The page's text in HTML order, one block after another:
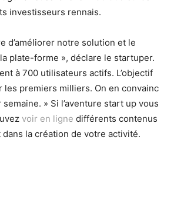
investisseurs rennais.
d’améliorer notre solution et le
plate-forme », déclare le startuper.
à 700 utilisateurs actifs. L’objectif
les premiers milliers. On en convainc
» Si l’aventure start up vous
voir en ligne différents contenus
la création de votre activité.